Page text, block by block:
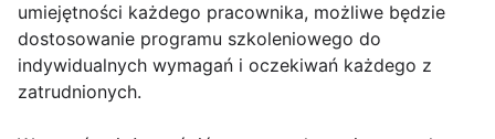
umiejętności każdego pracownika, możliwe będzie
dostosowanie programu szkoleniowego do
indywidualnych wymagań i oczekiwań każdego z
zatrudnionych.